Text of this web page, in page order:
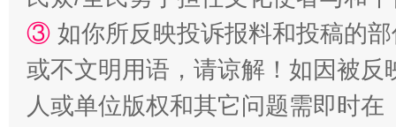
③ 如你所反映投诉报料和投稿的
或不文明用语，请谅解！如因被
人或单位版权和其它问题需即时在